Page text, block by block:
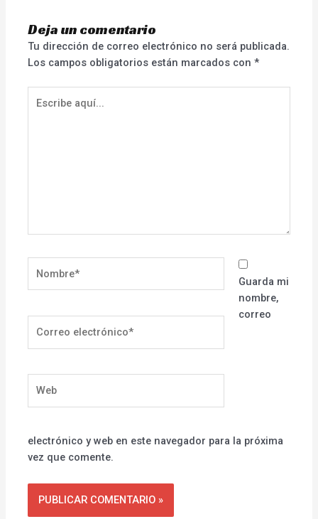
Deja un comentario
Tu dirección de correo electrónico no será publicada.
Los campos obligatorios están marcados con*
aquí...
electrónico*
Guarda mi
nombre,
correo
electrónico y web en este navegador para la próxima
vez que comente.